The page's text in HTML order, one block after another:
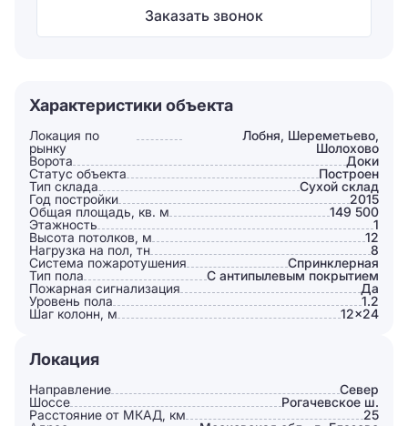
Заказать звонок
Характеристики объекта
Локация по
рынку
Лобня, Шереметьево,
Шолохово
Ворота
Доки
Статус объекта
Построен
Тип склада
Сухой склад
Год постройки
2015
Общая площадь, кв. м
149 500
Этажность
1
Высота потолков, м
12
Нагрузка на пол, тн
8
Система пожаротушения
Спринклерная
Тип пола
С антипылевым покрытием
Пожарная сигнализация
Да
Уровень пола
1.2
Шаг колонн, м
12×24
Локация
Направление
Север
Шоссе
Рогачевское ш.
Расстояние от МКАД, км
25